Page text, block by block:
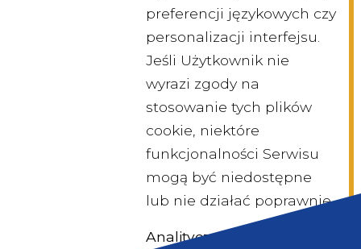
preferencji językowych czy
personalizacji interfejsu.
Jeśli Użytkownik nie
wyrazi zgody na
stosowanie tych plików
cookie, niektóre
funkcjonalności Serwisu
mogą być niedostępne
lub nie działać poprawnie.
Analityczne pliki cookie